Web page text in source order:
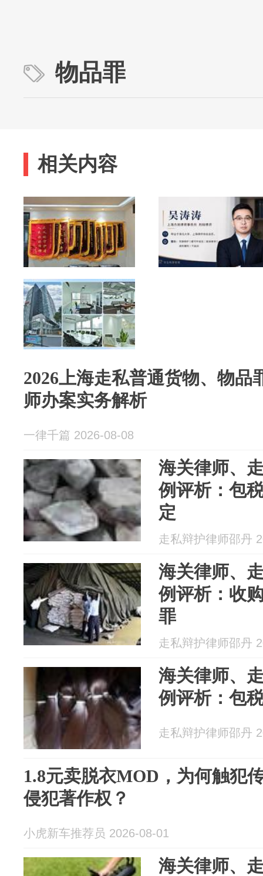
物品罪
相关内容
2026上海走私普通货物、物品
师办案实务解析
一律千篇 2026-08-08
海关律师、
例评析：包
定
走私辩护律师邵丹
海关律师、
例评析：收
罪
走私辩护律师邵丹
海关律师、
例评析：包
走私辩护律师邵丹
1.8元卖脱衣MOD，为何触犯
侵犯著作权？
小虎新车推荐员 2026-08-01
海关律师、